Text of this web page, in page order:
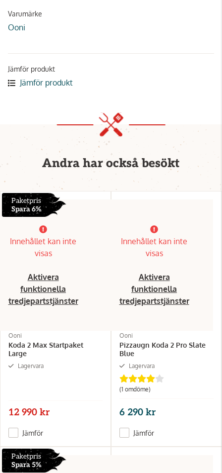
Varumärke
Ooni
Jämför produkt
Jämför produkt
Andra har också besökt
Paketpris
Spara 6%
Innehållet kan inte
visas
Aktivera
funktionella
tredjepartstjänster
Ooni
Koda 2 Max Startpaket
Large
Lagervara
12 990 kr
Jämför
Innehållet kan inte
visas
Aktivera
funktionella
tredjepartstjänster
Ooni
Pizzaugn Koda 2 Pro Slate
Blue
Lagervara
(1 omdöme)
6 290 kr
Jämför
Paketpris
Spara 5%